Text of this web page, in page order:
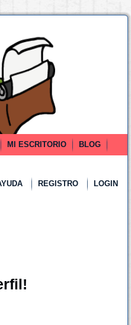
MI ESCRITORIO
BLOG
REGISTRO LOGIN